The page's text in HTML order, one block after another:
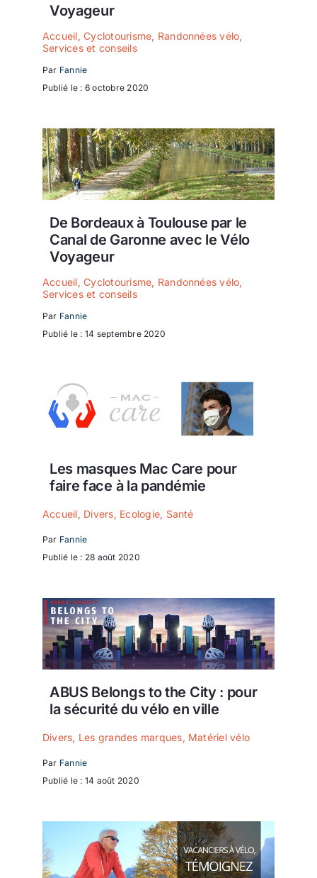
Voyageur
Accueil,Cyclotourisme, Randonnées vélo,
Services et conseils
Par Fannie
Publié le : 6 octobre 2020
De Bordeaux à Toulouse par le
Canal de Garonne avec le Vélo
Voyageur
Accueil,Cyclotourisme, Randonnées vélo,
Services et conseils
Par Fannie
Publié le : 14 septembre 2020
Les masques Mac Care pour
faire face à la pandémie
Accueil, Divers, Ecologie, Santé
Par Fannie
Publié le : 28 août 2020
ABUS Belongs to the City : pour
la sécurité du vélo en ville
Divers, Les grandes marques, Matériel vélo
Par Fannie
Publié le : 14 août 2020